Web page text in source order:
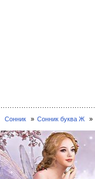
Сонник Сонник буква Ж